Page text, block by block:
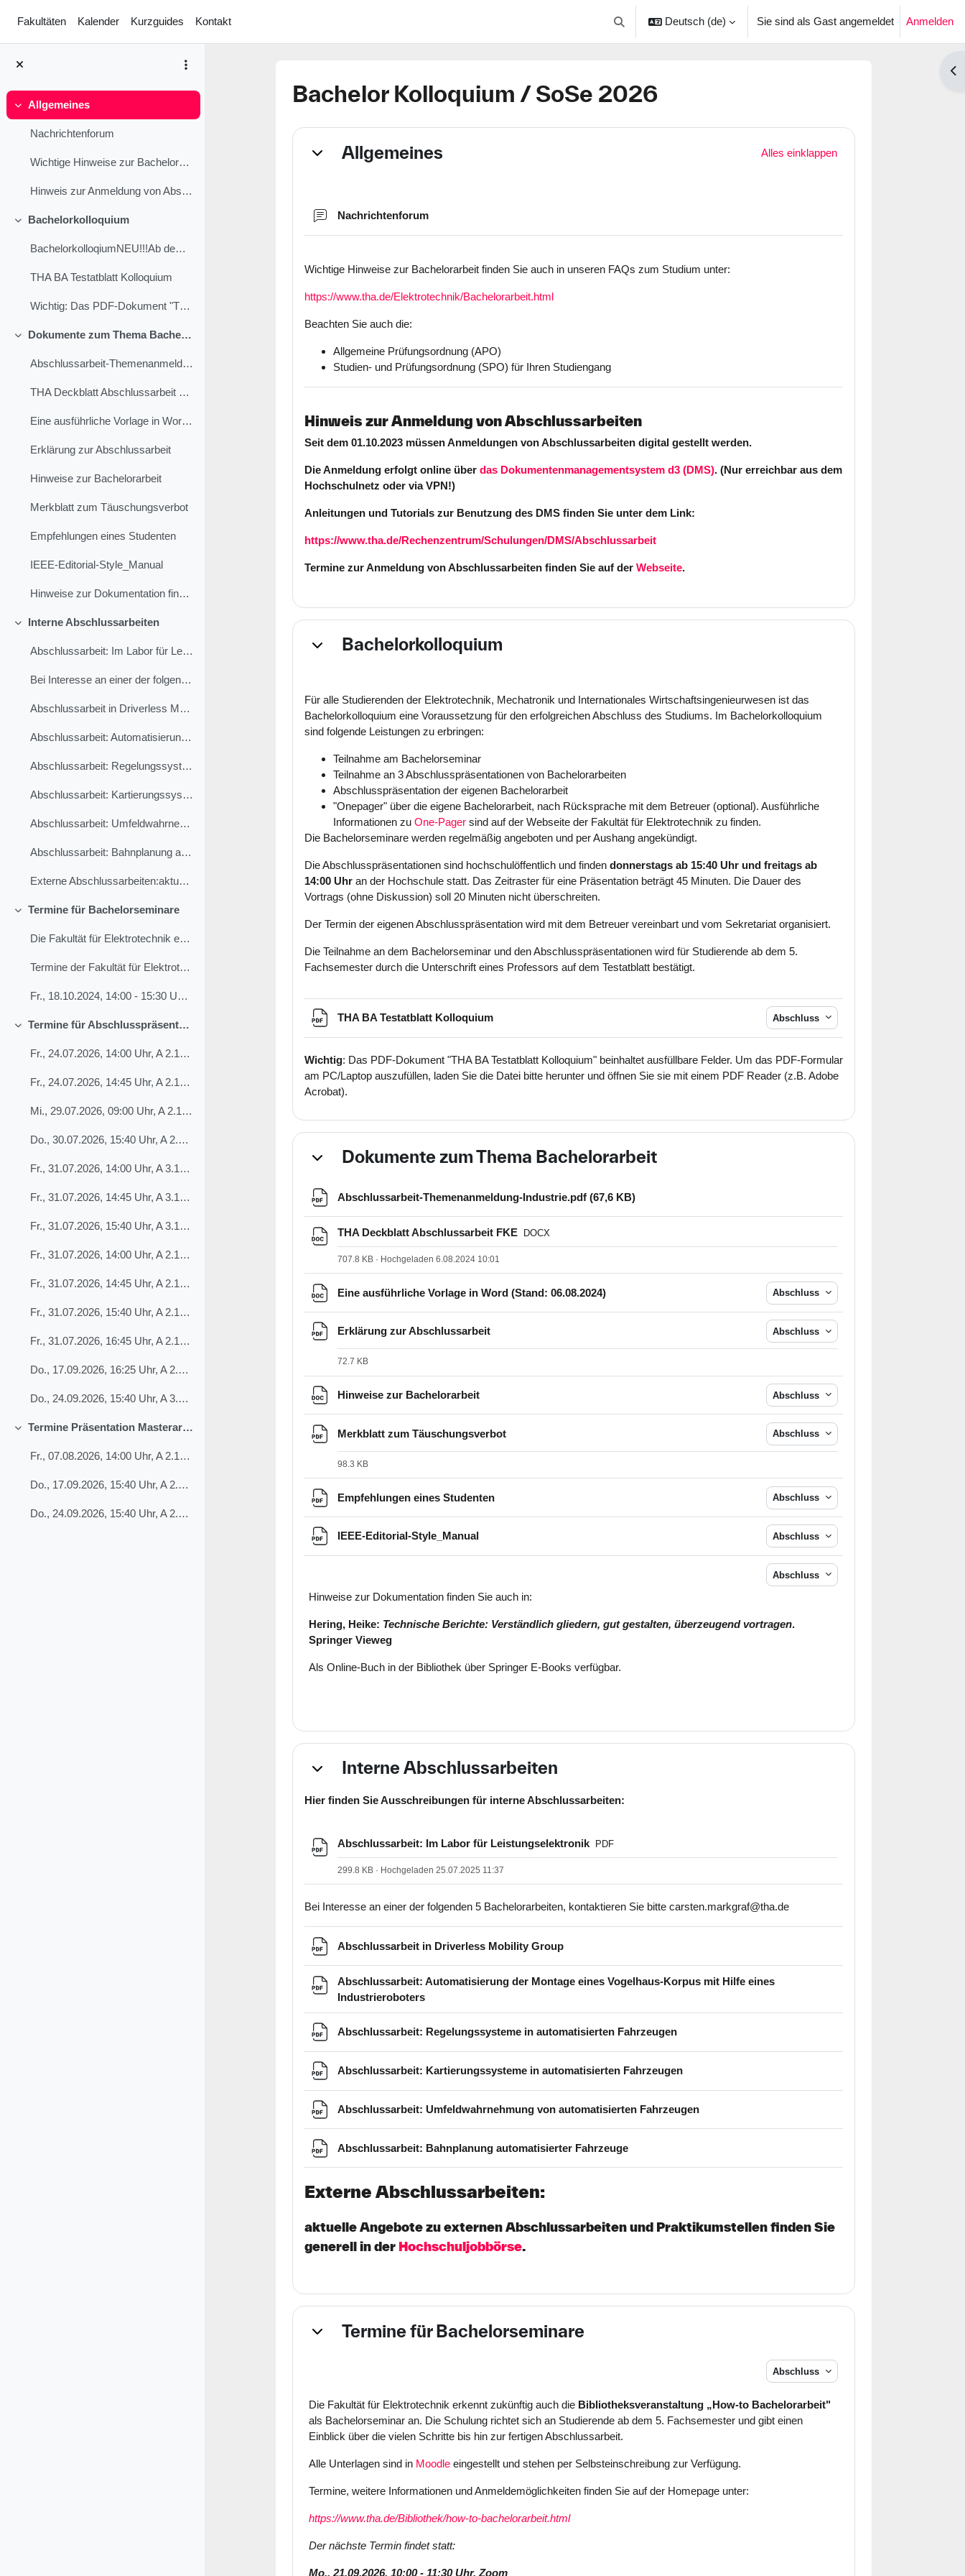
Fakultäten
Kalender Kurzguides Kontakt
Sucheingabe umschalten
Deutsch ‎(de)‎ Sie sind als Gast angemeldet Anmelden
Einklappen
Allgemeines
Nachrichtenforum
Wichtige Hinweise zur Bachelorarbeit finden Sie un...
Hinweis zur Anmeldung von Abschlussarbeiten
Einklappen
Bachelorkolloquium
BachelorkolloqiumNEU!!!Ab dem 01.10.2023 müssen An...
THA BA Testatblatt Kolloquium
Wichtig: Das PDF-Dokument "THA BA Testatblatt Koll...
Einklappen
Dokumente zum Thema Bachelorarbeit
Abschlussarbeit-Themenanmeldung-Industrie.pdf (67,6 KB)
THA Deckblatt Abschlussarbeit FKE
Eine ausführliche Vorlage in Word (Stand: 06.08.2024)
Erklärung zur Abschlussarbeit
Hinweise zur Bachelorarbeit
Merkblatt zum Täuschungsverbot
Empfehlungen eines Studenten
IEEE-Editorial-Style_Manual
Hinweise zur Dokumentation finden Sie auch in: ...
Einklappen
Interne Abschlussarbeiten
Abschlussarbeit: Im Labor für Leistungselektronik
Bei Interesse an einer der folgenden 5 Bachelorarb...
Abschlussarbeit in Driverless Mobility Group
Abschlussarbeit: Automatisierung der Montage eines Vogelhaus-Korpus mit Hilfe eines Industrieroboters
Abschlussarbeit: Regelungssysteme in automatisierten Fahrzeugen
Abschlussarbeit: Kartierungssysteme in automatisierten Fahrzeugen
Abschlussarbeit: Umfeldwahrnehmung von automatisierten Fahrzeugen
Abschlussarbeit: Bahnplanung automatisierter Fahrzeuge
Externe Abschlussarbeiten:aktuelle Angebote zu ext...
Einklappen
Termine für Bachelorseminare
Die Fakultät für Elektrotechnik erkennt zukünftig ...
Termine der Fakultät für Elektrotechnik werden hie...
Fr., 18.10.2024, 14:00 - 15:30 Uhr, A 3.19, Prof. ...
Einklappen
Termine für Abschlusspräsentationen
Fr., 24.07.2026, 14:00 Uhr, A 2.10 Mast Marie / IW...
Fr., 24.07.2026, 14:45 Uhr, A 2.16 Gürtner Bernd, ...
Mi., 29.07.2026, 09:00 Uhr, A 2.10 Uzun Ilyas, ET ...
Do., 30.07.2026, 15:40 Uhr, A 2.10 Brutscher Georg...
Fr., 31.07.2026, 14:00 Uhr, A 3.13 Atanasov Simeon...
Fr., 31.07.2026, 14:45 Uhr, A 3.13 Reib Ian, ET Ko...
Fr., 31.07.2026, 15:40 Uhr, A 3.13 Hoffmann Maximi...
Fr., 31.07.2026, 14:00 Uhr, A 2.10 Gass Leonie, IW...
Fr., 31.07.2026, 14:45 Uhr, A 2.10 Goff Ben, ME De...
Fr., 31.07.2026, 15:40 Uhr, A 2.10 Pfleiderer Benj...
Fr., 31.07.2026, 16:45 Uhr, A 2.10 Keppler Jonas, ...
Do., 17.09.2026, 16:25 Uhr, A 2.10 Lunkenheimer Ni...
Do., 24.09.2026, 15:40 Uhr, A 3.10 Ludwig Maximili...
Einklappen
Termine Präsentation Masterarbeit
Fr., 07.08.2026, 14:00 Uhr, A 2.10 Eickhoff Mira C...
Do., 17.09.2026, 15:40 Uhr, A 2.10 Zeiler Levi, Ma...
Do., 24.09.2026, 15:40 Uhr, A 2.16 Wilhelm Alexand...
Bachelor Kolloquium / SoSe 2026
Abschnittsübersicht
EinklappenAllgemeines Alles einklappen
Nachrichtenforum
Wichtige Hinweise zur Bachelorarbeit finden Sie auch in unseren FAQs zum Studium unter:
https://www.tha.de/Elektrotechnik/Bachelorarbeit.html
Beachten Sie auch die:
Allgemeine Prüfungsordnung (APO)
Studien- und Prüfungsordnung (SPO) für Ihren Studiengang
Hinweis zur Anmeldung von Abschlussarbeiten
Seit dem 01.10.2023 müssen Anmeldungen von Abschlussarbeiten digital gestellt werden.
Die Anmeldung erfolgt online über das Dokumentenmanagementsystem d3 (DMS). (Nur erreichbar aus dem
Hochschulnetz oder via VPN!)
Anleitungen und Tutorials zur Benutzung des DMS finden Sie unter dem Link:
https://www.tha.de/Rechenzentrum/Schulungen/DMS/Abschlussarbeit
Termine zur Anmeldung von Abschlussarbeiten finden Sie auf der Webseite.
EinklappenBachelorkolloquium
Für alle Studierenden der Elektrotechnik, Mechatronik und Internationales Wirtschaftsingenieurwesen ist das
Bachelorkolloquium eine Voraussetzung für den erfolgreichen Abschluss des Studiums. Im Bachelorkolloquium
sind folgende Leistungen zu erbringen:
Teilnahme am Bachelorseminar
Teilnahme an 3 Abschlusspräsentationen von Bachelorarbeiten
Abschlusspräsentation der eigenen Bachelorarbeit
"Onepager" über die eigene Bachelorarbeit, nach Rücksprache mit dem Betreuer (optional). Ausführliche
Informationen zu One-Pagersind auf der Webseite der Fakultät für Elektrotechnik zu finden.
Die Bachelorseminare werden regelmäßig angeboten und per Aushang angekündigt.
Die Abschlusspräsentationen sind hochschulöffentlich und finden donnerstags ab 15:40 Uhr und freitags ab
14:00 Uhran der Hochschule statt. Das Zeitraster für eine Präsentation beträgt 45 Minuten. Die Dauer des
Vortrags (ohne Diskussion) soll 20 Minuten nicht überschreiten.
Der Termin der eigenen Abschlusspräsentation wird mit dem Betreuer vereinbart und vom Sekretariat organisiert.
Die Teilnahme an dem Bachelorseminar und den Abschlusspräsentationen wird für Studierende ab dem 5.
Fachsemester durch die Unterschrift eines Professors auf dem Testatblatt bestätigt.
THA BA Testatblatt Kolloquium Abschluss
Wichtig: Das PDF-Dokument "THA BA Testatblatt Kolloquium" beinhaltet ausfüllbare Felder. Um das PDF-Formular
am PC/Laptop auszufüllen, laden Sie die Datei bitte herunter und öffnen Sie sie mit einem PDF Reader (z.B. Adobe
Acrobat).
EinklappenDokumente zum Thema Bachelorarbeit
Abschlussarbeit-Themenanmeldung-Industrie.pdf (67,6 KB)
THA Deckblatt Abschlussarbeit FKE Datei
DOCX
707.8 KB · Hochgeladen 6.08.2024 10:01
Eine ausführliche Vorlage in Word (Stand: 06.08.2024) Abschluss
Erklärung zur Abschlussarbeit Abschluss
72.7 KB
Hinweise zur Bachelorarbeit Abschluss
Merkblatt zum Täuschungsverbot Abschluss
98.3 KB
Empfehlungen eines Studenten Abschluss
IEEE-Editorial-Style_Manual Abschluss
Abschluss
Hinweise zur Dokumentation finden Sie auch in:
Hering, Heike: Technische Berichte: Verständlich gliedern, gut gestalten, überzeugend vortragen.
Springer Vieweg
Als Online-Buch in der Bibliothek über Springer E-Books verfügbar.
EinklappenInterne Abschlussarbeiten
Hier finden Sie Ausschreibungen für interne Abschlussarbeiten:
Abschlussarbeit: Im Labor für Leistungselektronik Datei
PDF
299.8 KB · Hochgeladen 25.07.2025 11:37
Bei Interesse an einer der folgenden 5 Bachelorarbeiten, kontaktieren Sie bitte carsten.markgraf@tha.de
Abschlussarbeit in Driverless Mobility Group
Abschlussarbeit: Automatisierung der Montage eines Vogelhaus-Korpus mit Hilfe eines
Industrieroboters
Abschlussarbeit: Regelungssysteme in automatisierten Fahrzeugen
Abschlussarbeit: Kartierungssysteme in automatisierten Fahrzeugen
Abschlussarbeit: Umfeldwahrnehmung von automatisierten Fahrzeugen
Abschlussarbeit: Bahnplanung automatisierter Fahrzeuge
Externe Abschlussarbeiten:
aktuelle Angebote zu externen Abschlussarbeiten und Praktikumstellen finden Sie
generell in der Hochschuljobbörse.
EinklappenTermine für Bachelorseminare
Abschluss
Die Fakultät für Elektrotechnik erkennt zukünftig auch die Bibliotheksveranstaltung „How-to Bachelorarbeit"
als Bachelorseminar an. Die Schulung richtet sich an Studierende ab dem 5. Fachsemester und gibt einen
Einblick über die vielen Schritte bis hin zur fertigen Abschlussarbeit.
Alle Unterlagen sind in Moodle eingestellt und stehen per Selbsteinschreibung zur Verfügung.
Termine, weitere Informationen und Anmeldemöglichkeiten finden Sie auf der Homepage unter:
https://www.tha.de/Bibliothek/how-to-bachelorarbeit.html
Der nächste Termin findet statt:
Mo., 21.09.2026, 10:00 - 11:30 Uhr, Zoom